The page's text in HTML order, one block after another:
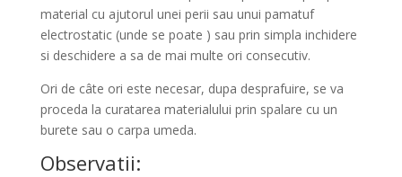
material cu ajutorul unei perii sau unui pamatuf
electrostatic (unde se poate ) sau prin simpla inchidere
si deschidere a sa de mai multe ori consecutiv.
Ori de câte ori este necesar, dupa desprafuire, se va
proceda la curatarea materialului prin spalare cu un
burete sau o carpa umeda.
Observatii: